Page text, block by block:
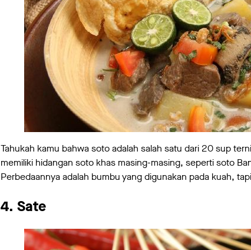
Tahukah kamu bahwa soto adalah salah satu dari 20 sup
memiliki hidangan soto khas masing-masing, seperti soto
Perbedaannya adalah bumbu yang digunakan pada kuah,
4. Sate